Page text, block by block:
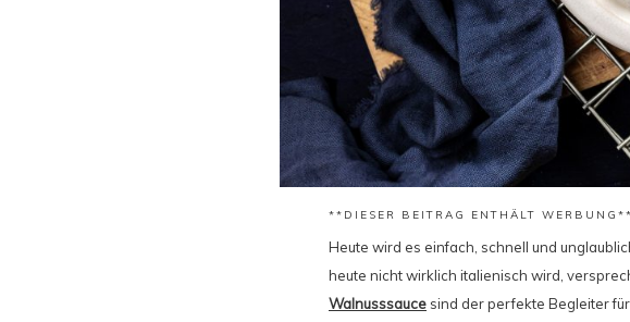
**DIESER BEITRAG ENTHÄLT WERBUNG**
Heute wird es einfach, schnell und
heute nicht wirklich italienisch wird,
Walnusssauce sind der perfekte Begleiter